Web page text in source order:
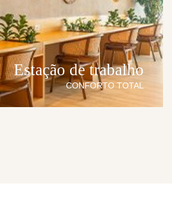
Estação de trabalho
CONFORTO TOTAL